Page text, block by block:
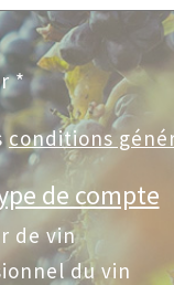
*
conditions
de compte
de vin
du vin